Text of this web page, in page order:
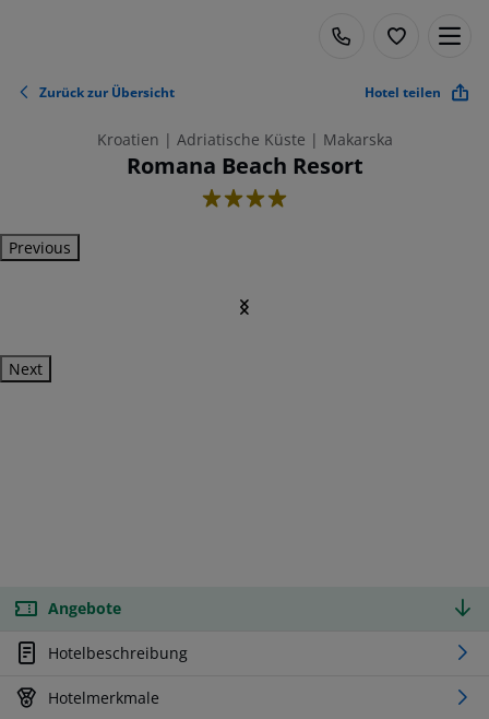
Zurück zur Übersicht Hotel teilen
Kroatien | Adriatische Küste | Makarska
Romana Beach Resort
4
Previous
Next
Angebote
Hotelbeschreibung
Hotelmerkmale